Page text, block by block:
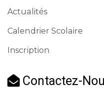
Actualités
Calendrier Scolaire
Inscription
Contactez-